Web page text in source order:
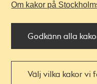
Om kakor på
Godkänn alla
Välj vilka kakor vi